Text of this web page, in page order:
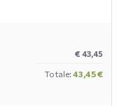
€ 43,45
Totale: 43,45 €